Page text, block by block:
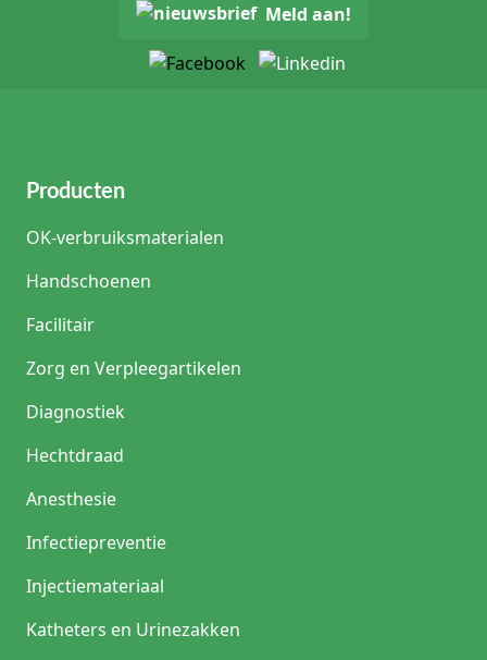
Meld aan!
Producten
OK-verbruiksmaterialen
Handschoenen
Facilitair
Zorg en Verpleegartikelen
Diagnostiek
Hechtdraad
Anesthesie
Infectiepreventie
Injectiemateriaal
Katheters en Urinezakken